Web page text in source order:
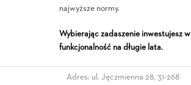
najwyższe normy.
Wybierając zadaszenie inwestujesz w
funkcjonalność na długie lata.
Adres: ul. Jęczmienna 28, 31-268